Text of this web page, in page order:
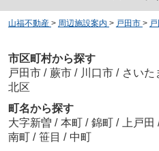
山福不動産 > 周辺施設案内 > 戸田市 >
市区町村から探す
戸田市 / 蕨市 / 川口市 / さいた
北区
町名から探す
大字新曽 / 本町 / 錦町 / 上戸田
南町 / 笹目 / 中町